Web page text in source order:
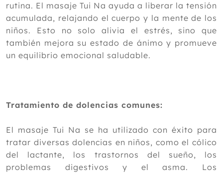
rutina. El masaje Tui Na ayuda a liberar la tensión
acumulada, relajando el cuerpo y la mente de los
niños. Esto no solo alivia el estrés, sino que
también mejora su estado de ánimo y promueve
un equilibrio emocional saludable.
Tratamiento de dolencias comunes:
El masaje Tui Na se ha utilizado con éxito para
tratar diversas dolencias en niños, como el cólico
del lactante, los trastornos del sueño, los
problemas digestivos y el asma. Los